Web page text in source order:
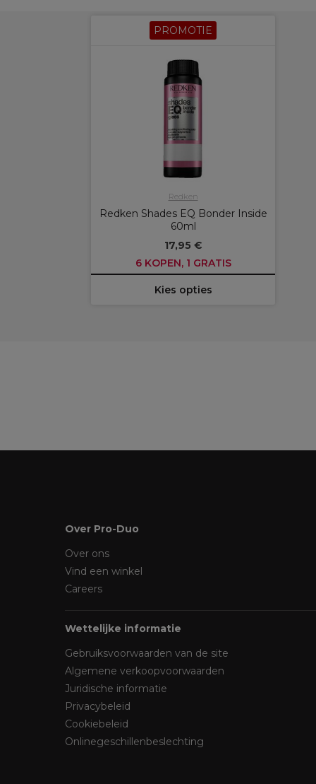
PROMOTIE
Redken
Redken Shades EQ Bonder Inside
60ml
17,95 €
6 KOPEN, 1 GRATIS
Kies opties
Over Pro-Duo
Over ons
Vind een winkel
Careers
Wettelijke informatie
Gebruiksvoorwaarden van de site
Algemene verkoopvoorwaarden
Juridische informatie
Privacybeleid
Cookiebeleid
Onlinegeschillenbeslechting